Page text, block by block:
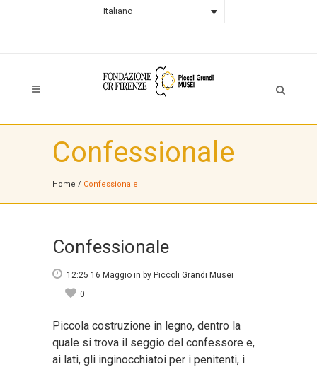
Italiano
Confessionale
Home / Confessionale
Confessionale
12:25 16 Maggio in by Piccoli Grandi Musei
0
Piccola costruzione in legno, dentro la
quale si trova il seggio del confessore e,
ai lati, gli inginocchiatoi per i penitenti, i